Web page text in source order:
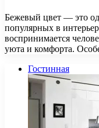
Бежевый цвет — это
популярных в
воспринимается
уюта и комфорта.
Гостинная